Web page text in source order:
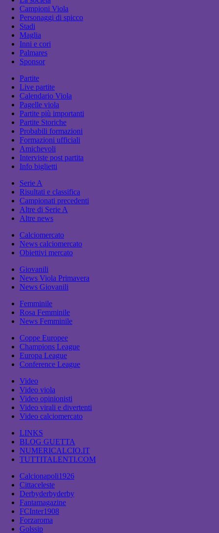
Campioni Viola
Personaggi di spicco
Stadi
Maglia
Inni e cori
Palmares
Sponsor
Partite
Live partite
Calendario Viola
Pagelle viola
Partite più importanti
Partite Storiche
Probabili formazioni
Formazioni ufficiali
Amichevoli
Interviste post partita
Info biglietti
Serie A
Risultati e classifica
Campionati precedenti
Altre di Serie A
Altre news
Calciomercato
News calciomercato
Obiettivi mercato
Giovanili
News Viola Primavera
News Giovanili
Femminile
Rosa Femminile
News Femminile
Coppe Europee
Champions League
Europa League
Conference League
Video
Video viola
Video opinionisti
Video virali e divertenti
Video calciomercato
LINKS
BLOG GUETTA
NUMERICALCIO.IT
TUTTITALENTI.COM
Calcionapoli1926
Cittaceleste
Derbyderbyderby
Fantamagazine
FCInter1908
Forzaroma
Golssip